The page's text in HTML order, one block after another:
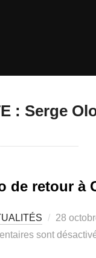
: Serge
de retour à
28
sont